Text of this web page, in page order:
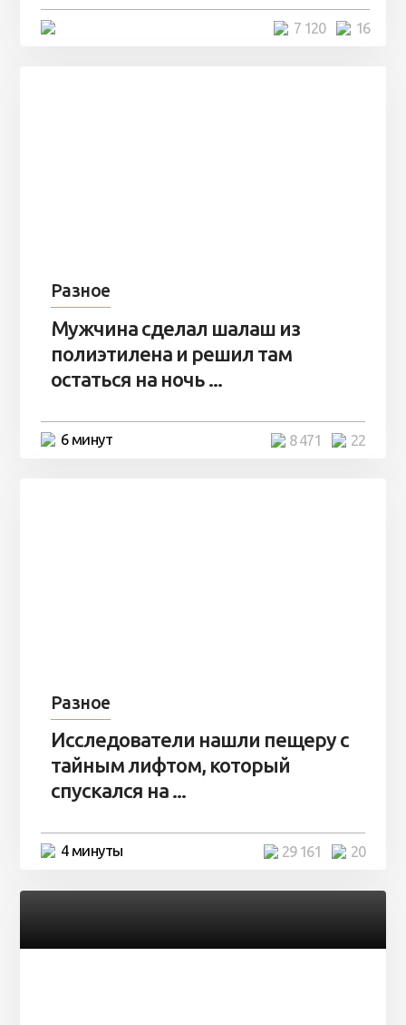
16
7 120
Разное
Мужчина сделал шалаш из
полиэтилена и решил там
остаться на ночь ...
6 минут 22
8 471
Разное
Исследователи нашли пещеру с
тайным лифтом, который
спускался на ...
4 минуты 20
29 161